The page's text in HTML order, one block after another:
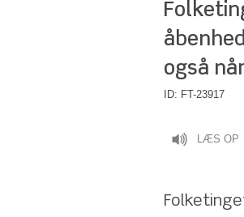
også
ID: FT-23917
LÆS OP